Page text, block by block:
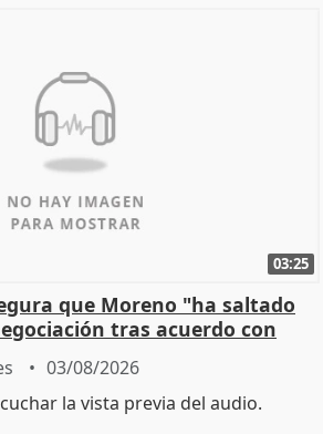
03:25
que Moreno "ha saltado
tras acuerdo con
03/08/2026